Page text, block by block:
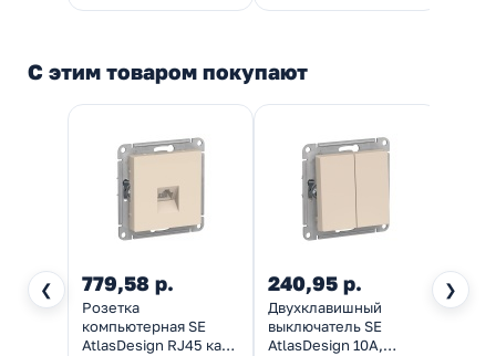
С этим товаром покупают
❮ ❯
779,58 р.
Розетка
компьютерная SE
AtlasDesign RJ45 кат
240,95 р.
Двухклавишный
выключатель SE
AtlasDesign 10A,